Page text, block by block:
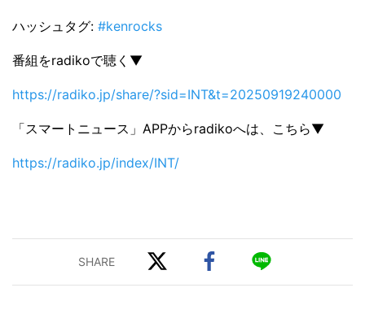
ハッシュタグ: #kenrocks
番組をradikoで聴く▼
https://radiko.jp/share/?sid=INT&t=20250919240000
「スマートニュース」APPからradikoへは、こちら▼
https://radiko.jp/index/INT/